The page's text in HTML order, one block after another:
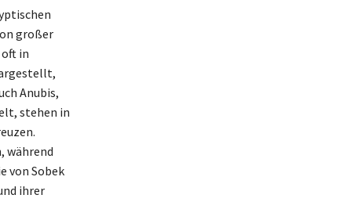
großer
in
Anubis,
stehen in
während
von Sobek
ihrer